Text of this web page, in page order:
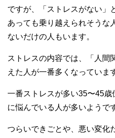
ですが、「ストレスがない」
あっても乗り越えられそうな
ないだけの人もいます。
ストレスの内容では、「人間
えた人が一番多くなっていま
一番ストレスが多い35〜45
に悩んでいる人が多いようで
つらいできごとや、悪い変化